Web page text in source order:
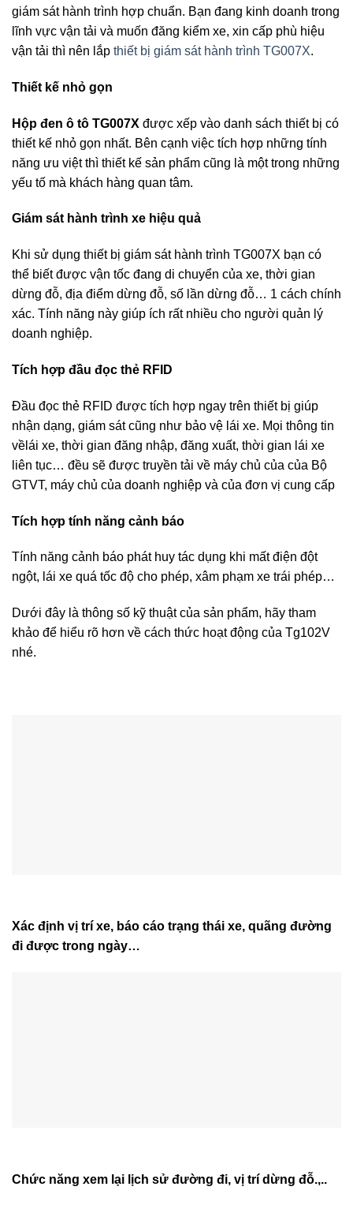
giám sát hành trình hợp chuẩn. Bạn đang kinh doanh trong
lĩnh vực vận tải và muốn đăng kiểm xe, xin cấp phù hiệu
vận tải thì nên lắp thiết bị giám sát hành trình TG007X.
Thiết kế nhỏ gọn
Hộp đen ô tô TG007X được xếp vào danh sách thiết bị có
thiết kế nhỏ gọn nhất. Bên cạnh việc tích hợp những tính
năng ưu việt thì thiết kế sản phẩm cũng là một trong những
yếu tố mà khách hàng quan tâm.
Giám sát hành trình xe hiệu quả
Khi sử dụng thiết bị giám sát hành trình TG007X bạn có
thể biết được vận tốc đang di chuyển của xe, thời gian
dừng đỗ, địa điểm dừng đỗ, số lần dừng đỗ… 1 cách chính
xác. Tính năng này giúp ích rất nhiều cho người quản lý
doanh nghiệp.
Tích hợp đầu đọc thẻ RFID
Đầu đọc thẻ RFID được tích hợp ngay trên thiết bị giúp
nhận dạng, giám sát cũng như bảo vệ lái xe. Mọi thông tin
vềlái xe, thời gian đăng nhập, đăng xuất, thời gian lái xe
liên tục… đều sẽ được truyền tải về máy chủ của của Bộ
GTVT, máy chủ của doanh nghiệp và của đơn vị cung cấp
Tích hợp tính năng cảnh báo
Tính năng cảnh báo phát huy tác dụng khi mất điện đột
ngột, lái xe quá tốc độ cho phép, xâm phạm xe trái phép…
Dưới đây là thông số kỹ thuật của sản phẩm, hãy tham
khảo để hiểu rõ hơn về cách thức hoạt động của Tg102V
nhé.
Xác định vị trí xe, báo cáo trạng thái xe, quãng đường
đi được trong ngày…
Chức năng xem lại lịch sử đường đi, vị trí dừng đỗ.,..